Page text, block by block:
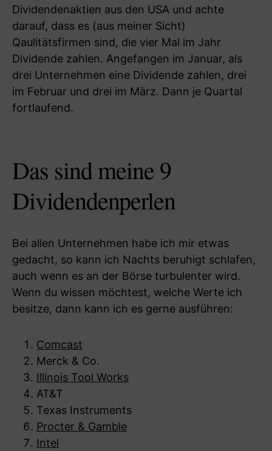
Dividendenaktien aus den USA und achte
darauf, dass es (aus meiner Sicht)
Qaulitätsfirmen sind, die vier Mal im Jahr
Dividende zahlen. Angefangen im Januar, als
drei Unternehmen eine Dividende zahlen, drei
im Februar und drei im März. Dann je Quartal
fortlaufend.
Das sind meine 9
Dividendenperlen
Bei allen Unternehmen habe ich mir etwas
gedacht, so kann ich Nachts beruhigt schlafen,
auch wenn es an der Börse turbulenter wird.
Wenn du wissen möchtest, welche Werte ich
besitze, dann kann ich es gerne ausführen:
Comcast
Merck & Co.
Illinois Tool Works
AT&T
Texas Instruments
Procter & Gamble
Intel